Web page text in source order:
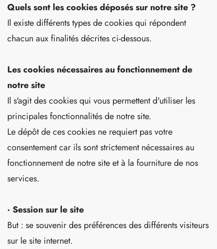
Quels sont les cookies déposés sur notre site ?
Il existe différents types de cookies qui répondent
chacun aux finalités décrites ci-dessous.
Les cookies nécessaires au fonctionnement de
notre site
Il s'agit des cookies qui vous permettent d'utiliser les
principales fonctionnalités de notre site.
Le dépôt de ces cookies ne requiert pas votre
consentement car ils sont strictement nécessaires au
fonctionnement de notre site et à la fourniture de nos
services.
· Session sur le site
But : se souvenir des préférences des différents visiteurs
sur le site internet.